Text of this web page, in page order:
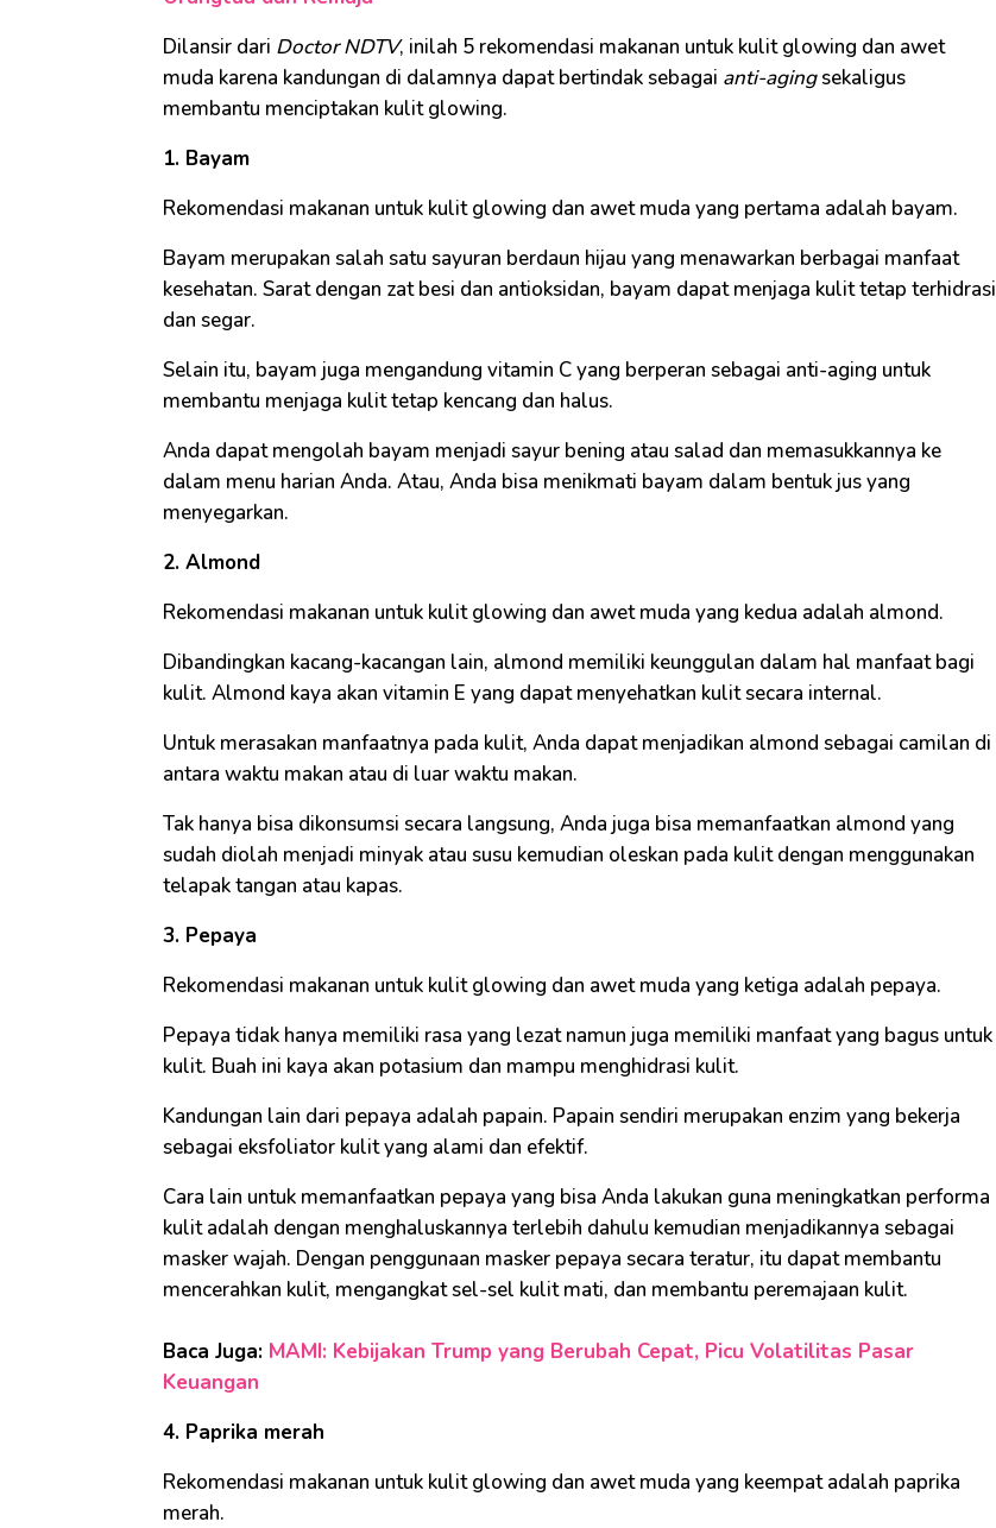
Dilansir dari Doctor NDTV, inilah 5 rekomendasi makanan untuk kulit glowing dan awet
muda karena kandungan di dalamnya dapat bertindak sebagai anti-agingsekaligus
membantu menciptakan kulit glowing.
1. Bayam
Rekomendasi makanan untuk kulit glowing dan awet muda yang pertama adalah bayam.
Bayam merupakan salah satu sayuran berdaun hijau yang menawarkan berbagai manfaat
kesehatan. Sarat dengan zat besi dan antioksidan, bayam dapat menjaga kulit tetap terhidrasi
dan segar.
Selain itu, bayam juga mengandung vitamin C yang berperan sebagai anti-aging untuk
membantu menjaga kulit tetap kencang dan halus.
Anda dapat mengolah bayam menjadi sayur bening atau salad dan memasukkannya ke
dalam menu harian Anda. Atau, Anda bisa menikmati bayam dalam bentuk jus yang
menyegarkan.
2. Almond
Rekomendasi makanan untuk kulit glowing dan awet muda yang kedua adalah almond.
Dibandingkan kacang-kacangan lain, almond memiliki keunggulan dalam hal manfaat bagi
kulit. Almond kaya akan vitamin E yang dapat menyehatkan kulit secara internal.
Untuk merasakan manfaatnya pada kulit, Anda dapat menjadikan almond sebagai camilan di
antara waktu makan atau di luar waktu makan.
Tak hanya bisa dikonsumsi secara langsung, Anda juga bisa memanfaatkan almond yang
sudah diolah menjadi minyak atau susu kemudian oleskan pada kulit dengan menggunakan
telapak tangan atau kapas.
3. Pepaya
Rekomendasi makanan untuk kulit glowing dan awet muda yang ketiga adalah pepaya.
Pepaya tidak hanya memiliki rasa yang lezat namun juga memiliki manfaat yang bagus untuk
kulit. Buah ini kaya akan potasium dan mampu menghidrasi kulit.
Kandungan lain dari pepaya adalah papain. Papain sendiri merupakan enzim yang bekerja
sebagai eksfoliator kulit yang alami dan efektif.
Cara lain untuk memanfaatkan pepaya yang bisa Anda lakukan guna meningkatkan performa
kulit adalah dengan menghaluskannya terlebih dahulu kemudian menjadikannya sebagai
masker wajah. Dengan penggunaan masker pepaya secara teratur, itu dapat membantu
mencerahkan kulit, mengangkat sel-sel kulit mati, dan membantu peremajaan kulit.
Baca Juga: MAMI: Kebijakan Trump yang Berubah Cepat, Picu Volatilitas Pasar
Keuangan
4. Paprika merah
Rekomendasi makanan untuk kulit glowing dan awet muda yang keempat adalah paprika
merah.